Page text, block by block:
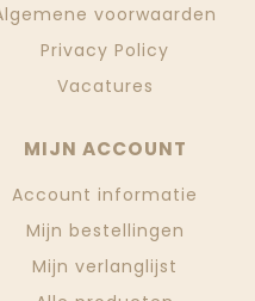
voorwaarden
Privacy Policy
Vacatures
MIJN ACCOUNT
Account informatie
Mijn bestellingen
Mijn verlanglijst